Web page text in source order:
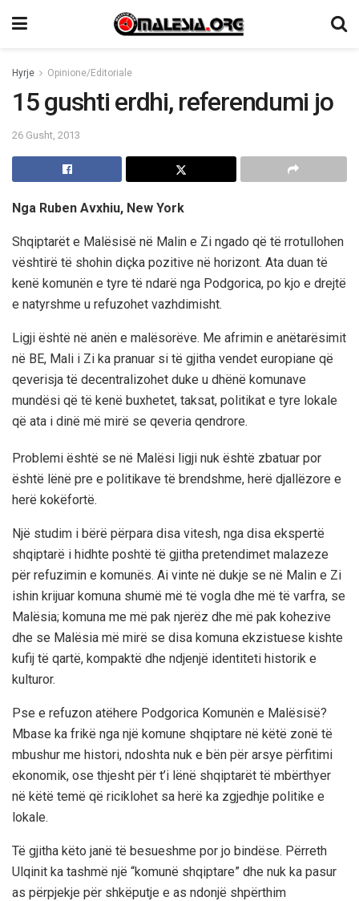
Hyrje Opinione/Editoriale
15 gushti erdhi, referendumi jo
26 Gusht, 2013
Nga Ruben Avxhiu, New York
Shqiptarët e Malësisë në Malin e Zi ngado që të rrotullohen
vështirë të shohin diçka pozitive në horizont. Ata duan të
kenë komunën e tyre të ndarë nga Podgorica, po kjo e drejtë
e natyrshme u refuzohet vazhdimisht.
Ligji është në anën e malësorëve. Me afrimin e anëtarësimit
në BE, Mali i Zi ka pranuar si të gjitha vendet europiane që
qeverisja të decentralizohet duke u dhënë komunave
mundësi që të kenë buxhetet, taksat, politikat e tyre lokale
që ata i dinë më mirë se qeveria qendrore.
Problemi është se në Malësi ligji nuk është zbatuar por
është lënë pre e politikave të brendshme, herë djallëzore e
herë kokëfortë.
Një studim i bërë përpara disa vitesh, nga disa ekspertë
shqiptarë i hidhte poshtë të gjitha pretendimet malazeze
për refuzimin e komunës. Ai vinte në dukje se në Malin e Zi
ishin krijuar komuna shumë më të vogla dhe më të varfra, se
Malësia; komuna me më pak njerëz dhe më pak kohezive
dhe se Malësia më mirë se disa komuna ekzistuese kishte
kufij të qartë, kompaktë dhe ndjenjë identiteti historik e
kulturor.
Pse e refuzon atëhere Podgorica Komunën e Malësisë?
Mbase ka frikë nga një komune shqiptare në këtë zonë të
mbushur me histori, ndoshta nuk e bën për arsye përfitimi
ekonomik, ose thjesht për t’i lënë shqiptarët të mbërthyer
në këtë temë që riciklohet sa herë ka zgjedhje politike e
lokale.
Të gjitha këto janë të besueshme por jo bindëse. Përreth
Ulqinit ka tashmë një “komunë shqiptare” dhe nuk ka pasur
as përpjekje për shkëputje e as ndonjë shpërthim